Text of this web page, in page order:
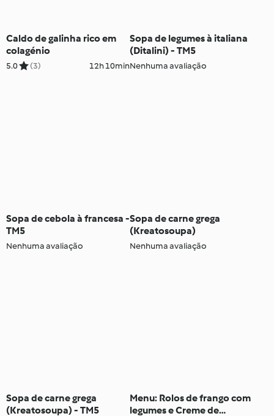
Caldo de galinha rico em
colagénio
5.0 (3) 12h 10min
Sopa de legumes à italiana
(Ditalini) - TM5
Nenhuma avaliação
Sopa de cebola à francesa -
TM5
Nenhuma avaliação
Sopa de carne grega
(Kreatosoupa)
Nenhuma avaliação
Sopa de carne grega
(Kreatosoupa) - TM5
Menu: Rolos de frango com
legumes e Creme de